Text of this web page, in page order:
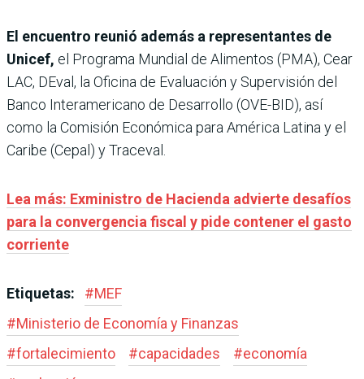
El encuentro reunió además a representantes de
Unicef, el Programa Mundial de Alimentos (PMA), Cear
LAC, DEval, la Oficina de Evaluación y Supervisión del
Banco Interamericano de Desarrollo (OVE-BID), así
como la Comisión Económica para América Latina y el
Caribe (Cepal) y Traceval.
Lea más: Exministro de Hacienda advierte desafíos
para la convergencia fiscal y pide contener el gasto
corriente
Etiquetas: #MEF
#Ministerio de Economía y Finanzas
#fortalecimiento #capacidades #economía